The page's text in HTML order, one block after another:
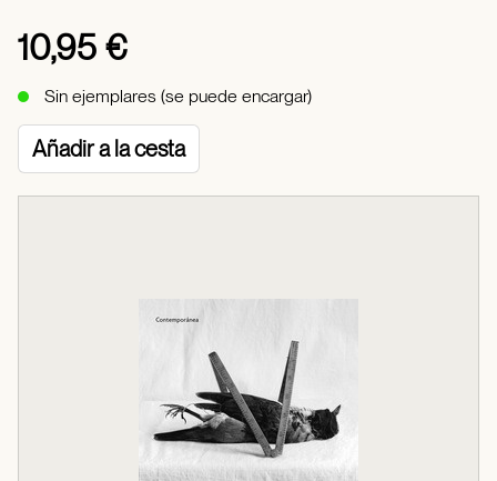
10,95 €
Sin ejemplares (se puede encargar)
Añadir a la cesta